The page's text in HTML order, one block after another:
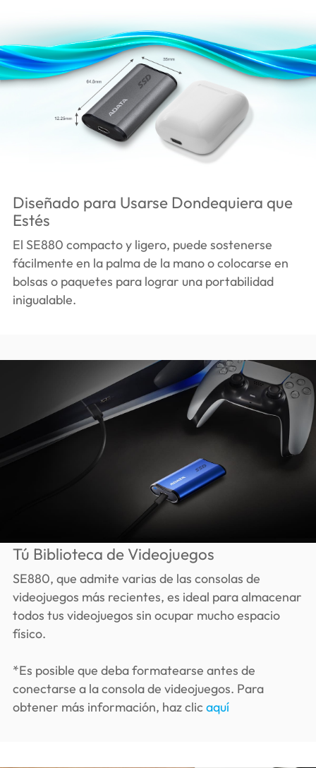
Diseñado para Usarse Dondequiera que
Estés
El SE880 compacto y ligero, puede sostenerse
fácilmente en la palma de la mano o colocarse en
bolsas o paquetes para lograr una portabilidad
inigualable.
Tú Biblioteca de Videojuegos
SE880, que admite varias de las consolas de
videojuegos más recientes, es ideal para almacenar
todos tus videojuegos sin ocupar mucho espacio
físico.
*Es posible que deba formatearse antes de
conectarse a la consola de videojuegos. Para
obtener más información, haz clic aquí